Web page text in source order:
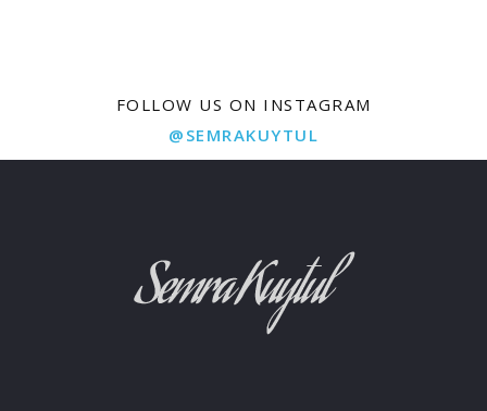
FOLLOW US ON INSTAGRAM
@SEMRAKUYTUL